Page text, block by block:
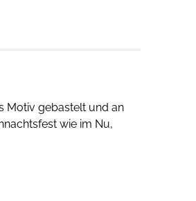
Motiv gebastelt und an
wie im Nu,